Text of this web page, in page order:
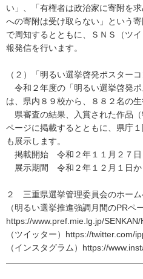
い」、「有権者は政治家に寄附を
への寄附は受け取らない」という
で周知するとともに、ＳＮＳ（ツ
報発信を行います。
（２）「明るい選挙啓発ポスター
令和２年度の「明るい選挙啓発
は、県内８９校から、８８２名の
県審査の結果、入賞された作品
ページに掲載するとともに、県庁
も展示します。
掲載開始 令和２年１１月２７日
展示期間 令和２年１２月１日か
２ 三重県選挙管理委員会のホーム
（明るい選挙推進強調月間のPRペー
https://www.pref.mie.lg.jp/
（ツイッター）https://twitter.com/
（インスタグラム）https://